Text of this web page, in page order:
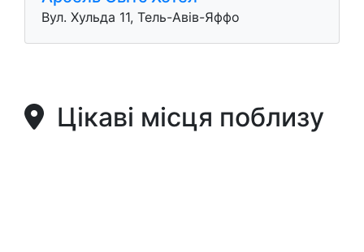
Вул. Хульда 11, Тель-Авів-Яффо
Цікаві місця поблизу